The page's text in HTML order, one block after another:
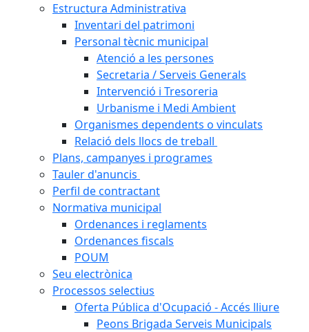
Estructura Administrativa
Inventari del patrimoni
Personal tècnic municipal
Atenció a les persones
Secretaria / Serveis Generals
Intervenció i Tresoreria
Urbanisme i Medi Ambient
Organismes dependents o vinculats
Relació dels llocs de treball
Plans, campanyes i programes
Tauler d'anuncis
Perfil de contractant
Normativa municipal
Ordenances i reglaments
Ordenances fiscals
POUM
Seu electrònica
Processos selectius
Oferta Pública d'Ocupació - Accés lliure
Peons Brigada Serveis Municipals